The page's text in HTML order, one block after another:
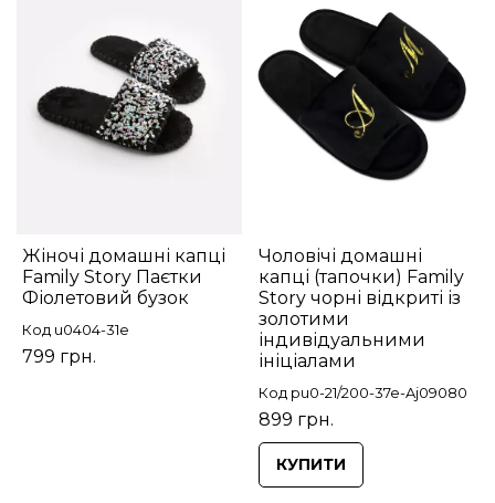
Жіночі домашні капці
Family Story Паєтки
Фіолетовий бузок
Код u0404-31е
799 грн.
Чоловічі домашні
капці (тапочки) Family
Story чорні відкриті із
золотими
індивідуальними
ініціалами
Код pu0-21/200-37e-Aj09080
899 грн.
КУПИТИ